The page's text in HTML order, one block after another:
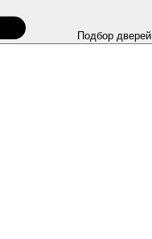
Подбор дверей